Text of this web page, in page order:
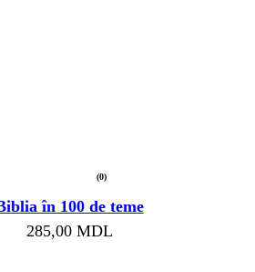
0
5
(0)
în 100 de teme
285,00 MDL